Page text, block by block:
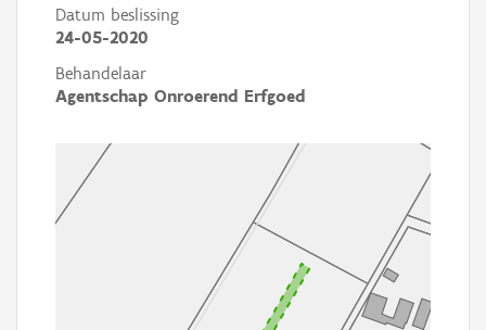
Datum beslissing
24-05-2020
Behandelaar
Agentschap Onroerend Erfgoed